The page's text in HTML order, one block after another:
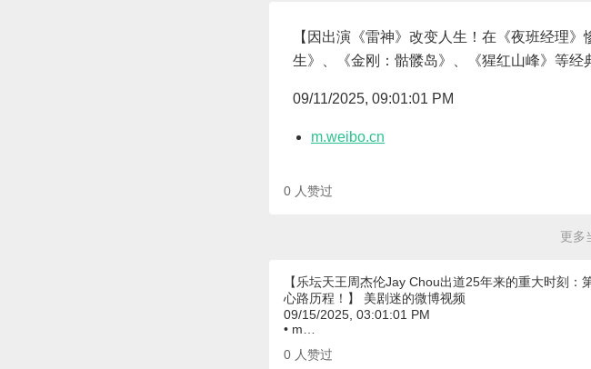
【因出演《雷神》改变人生！在《夜班经理
生》、《金刚：骷髅岛》、《猩红山峰》等经
09/11/2025, 09:01:01 PM
m.weibo.cn
0 人赞过
更多
【乐坛天王周杰伦Jay Chou出道25年来的重大时刻
心路历程！】 美剧迷的微博视频
09/15/2025, 03:01:01 PM
• m…
0 人赞过